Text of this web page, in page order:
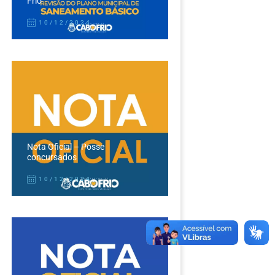
10/12/2024
Nota Oficial – Posse
concursados
10/12/2024